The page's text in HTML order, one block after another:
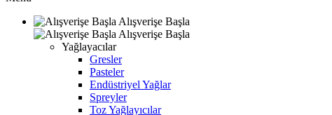
Alışverişe Başla
Alışverişe Başla
Yağlayacılar
Gresler
Pasteler
Endüstriyel Yağlar
Spreyler
Toz Yağlayıcılar